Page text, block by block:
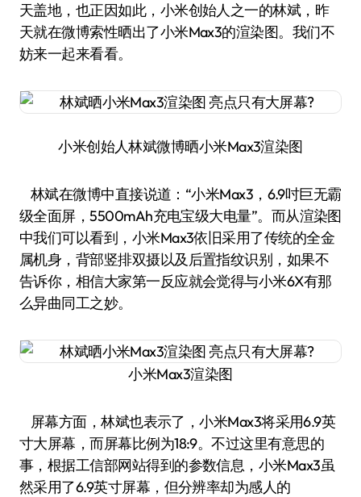
天盖地，也正因如此，小米创始人之一的林斌，昨
天就在微博索性晒出了小米Max3的渲染图。我们不
妨来一起来看看。
小米创始人林斌微博晒小米Max3渲染图
林斌在微博中直接说道：“小米Max3，6.9吋巨无霸
级全面屏，5500mAh充电宝级大电量”。而从渲染图
中我们可以看到，小米Max3依旧采用了传统的全金
属机身，背部竖排双摄以及后置指纹识别，如果不
告诉你，相信大家第一反应就会觉得与小米6X有那
么异曲同工之妙。
小米Max3渲染图
屏幕方面，林斌也表示了，小米Max3将采用6.9英
寸大屏幕，而屏幕比例为18:9。不过这里有意思的
事，根据工信部网站得到的参数信息，小米Max3虽
然采用了6.9英寸屏幕，但分辨率却为感人的